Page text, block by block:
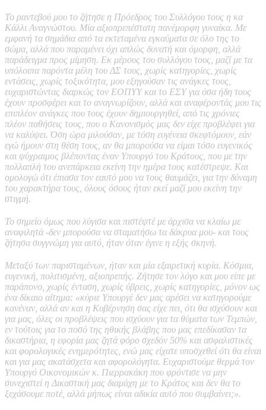
Το ραντεβού μου το ζήτησε η Πρόεδρος του Συλλόγου τους η κα
Κάλλι Αναγνώστου. Μία αξιοπρεπέστατη πανέμορφη γυναίκα. Με
εμφανή τα σημάδια από τα εκτεταμένα εγκαύματα σε όλο της το
σώμα, αλλά που παραμένει όχι απλώς δυνατή και όμορφη, αλλά
παράδειγμα προς μίμηση. Εκ μέρους του συλλόγου τους, μαζί με τα
υπόλοιπα παρόντα μέλη του ΔΣ τους, χωρίς κατηγορίες, χωρίς
εντάσεις, χωρίς τοξικότητα, μου εξηγούσαν τις ανάγκες τους,
ευχαριστώντας διαρκώς τον ΕΟΠΥΥ και το ΕΣΥ για όσα ήδη τους
έχουν προσφέρει και το αναγνωρίζουν, αλλά και αναφέροντάς μου τις
επιπλέον ανάγκες που τους έχουν δημιουργηθεί, από τις χρόνιες
πλέον παθήσεις τους, που ο Κανονισμός μας δεν είχε προβλέψει για
να καλύψει. Όση ώρα μιλούσαν, με τόση ευγένεια σκεφτόμουν, εάν
εγώ ήμουν στη θέση τους, αν θα μπορούσα να είμαι τόσο ευγενικός
και ψύχραιμος βλέποντας έναν Υπουργό του Κράτους, που με την
πολλαπλή του ανεπάρκεια εκείνη την ημέρα τους κατέστρεψε. Και
ομολογώ ότι έπιασα τον εαυτό μου να τους θαυμάζει, για την δύναμη
του χαρακτήρα τους, όλους όσους ήταν εκεί μαζί μου εκείνη την
στιγμή.
Το σημείο όμως που λύγισα και πιστέψτέ με άρχισα να κλαίω με
αναφιλητά -δεν μπορούσα να σταματήσω τα δάκρυα μου- και τους
ζήτησα συγγνώμη για αυτό, ήταν όταν έγινε η εξής σκηνή.
Μεταξύ των παρισταμένων, ήταν και μία εξαιρετική κυρία. Κόσμια,
ευγενική, πολιτισμένη, αξιοπρεπής. Ζήτησε τον λόγο και μου είπε με
παράπονο, χωρίς ένταση, χωρίς ύβρεις, χωρίς κατηγορίες, μόνον ως
ένα δίκαιο αίτημα: «κύριε Υπουργέ δεν μας αρέσει να κατηγορούμε
κανέναν, αλλά αν και η Κυβέρνηση σας είχε πει, ότι θα ισχύσουν και
για μας, όλες οι προβλέψεις που ισχύουν για τα θύματα των Τεμπών,
εν τούτοις για το ποσό της ηθικής βλάβης που μας επεδίκασαν τα
δικαστήρια, η εφορία μας ζητά φόρο σχεδόν 50% και ασφαλιστικές
και φορολογικές ενημερότητες, ενώ μας είχατε υποσχεθεί ότι θα είναι
και για μας ακατάσχετα και αφορολόγητα. Ευχαριστούμε θερμά τον
Υπουργό Οικονομικών κ. Πιερρακάκη που φρόντισε να μην
συνεχιστεί η Δικαστική μας διαμάχη με το Κράτος και δεν θα το
ξεχάσουμε ποτέ, αλλά μήπως είναι αδικία αυτό που συμβαίνει;».